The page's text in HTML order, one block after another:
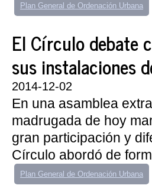
Plan General de Ordenación Urbana
El Círculo debate
sus instalaciones
2014-12-02
En una asamblea
madrugada de hoy
gran participación y
Círculo abordó de
Plan General de Ordenación Urbana